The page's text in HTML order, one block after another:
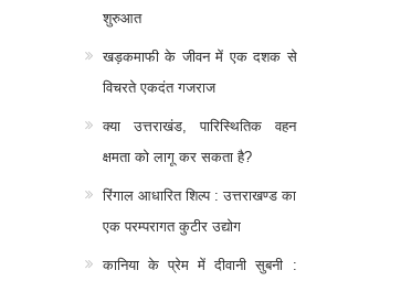
शुरुआत
खड़कमाफी के जीवन में एक दशक से
विचरते एकदंत गजराज
क्या उत्तराखंड, पारिस्थितिक वहन
क्षमता को लागू कर सकता है?
रिंगाल आधारित शिल्प : उत्तराखण्ड का
एक परम्परागत कुटीर उद्योग
कानिया के प्रेम में दीवानी सुबनी :